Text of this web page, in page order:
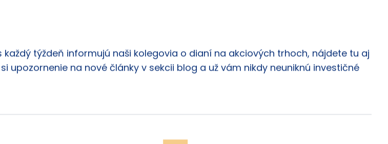
týždeň informujú naši kolegovia o dianí na akciových trhoch, nájdete tu aj
na nové články v sekcii blog a už vám nikdy neuniknú investičné